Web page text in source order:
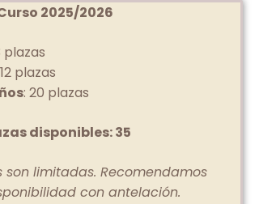
2025/2026
plazas
plazas
: 20 plazas
disponibles: 35
son limitadas. Recomendamos
con antelación.